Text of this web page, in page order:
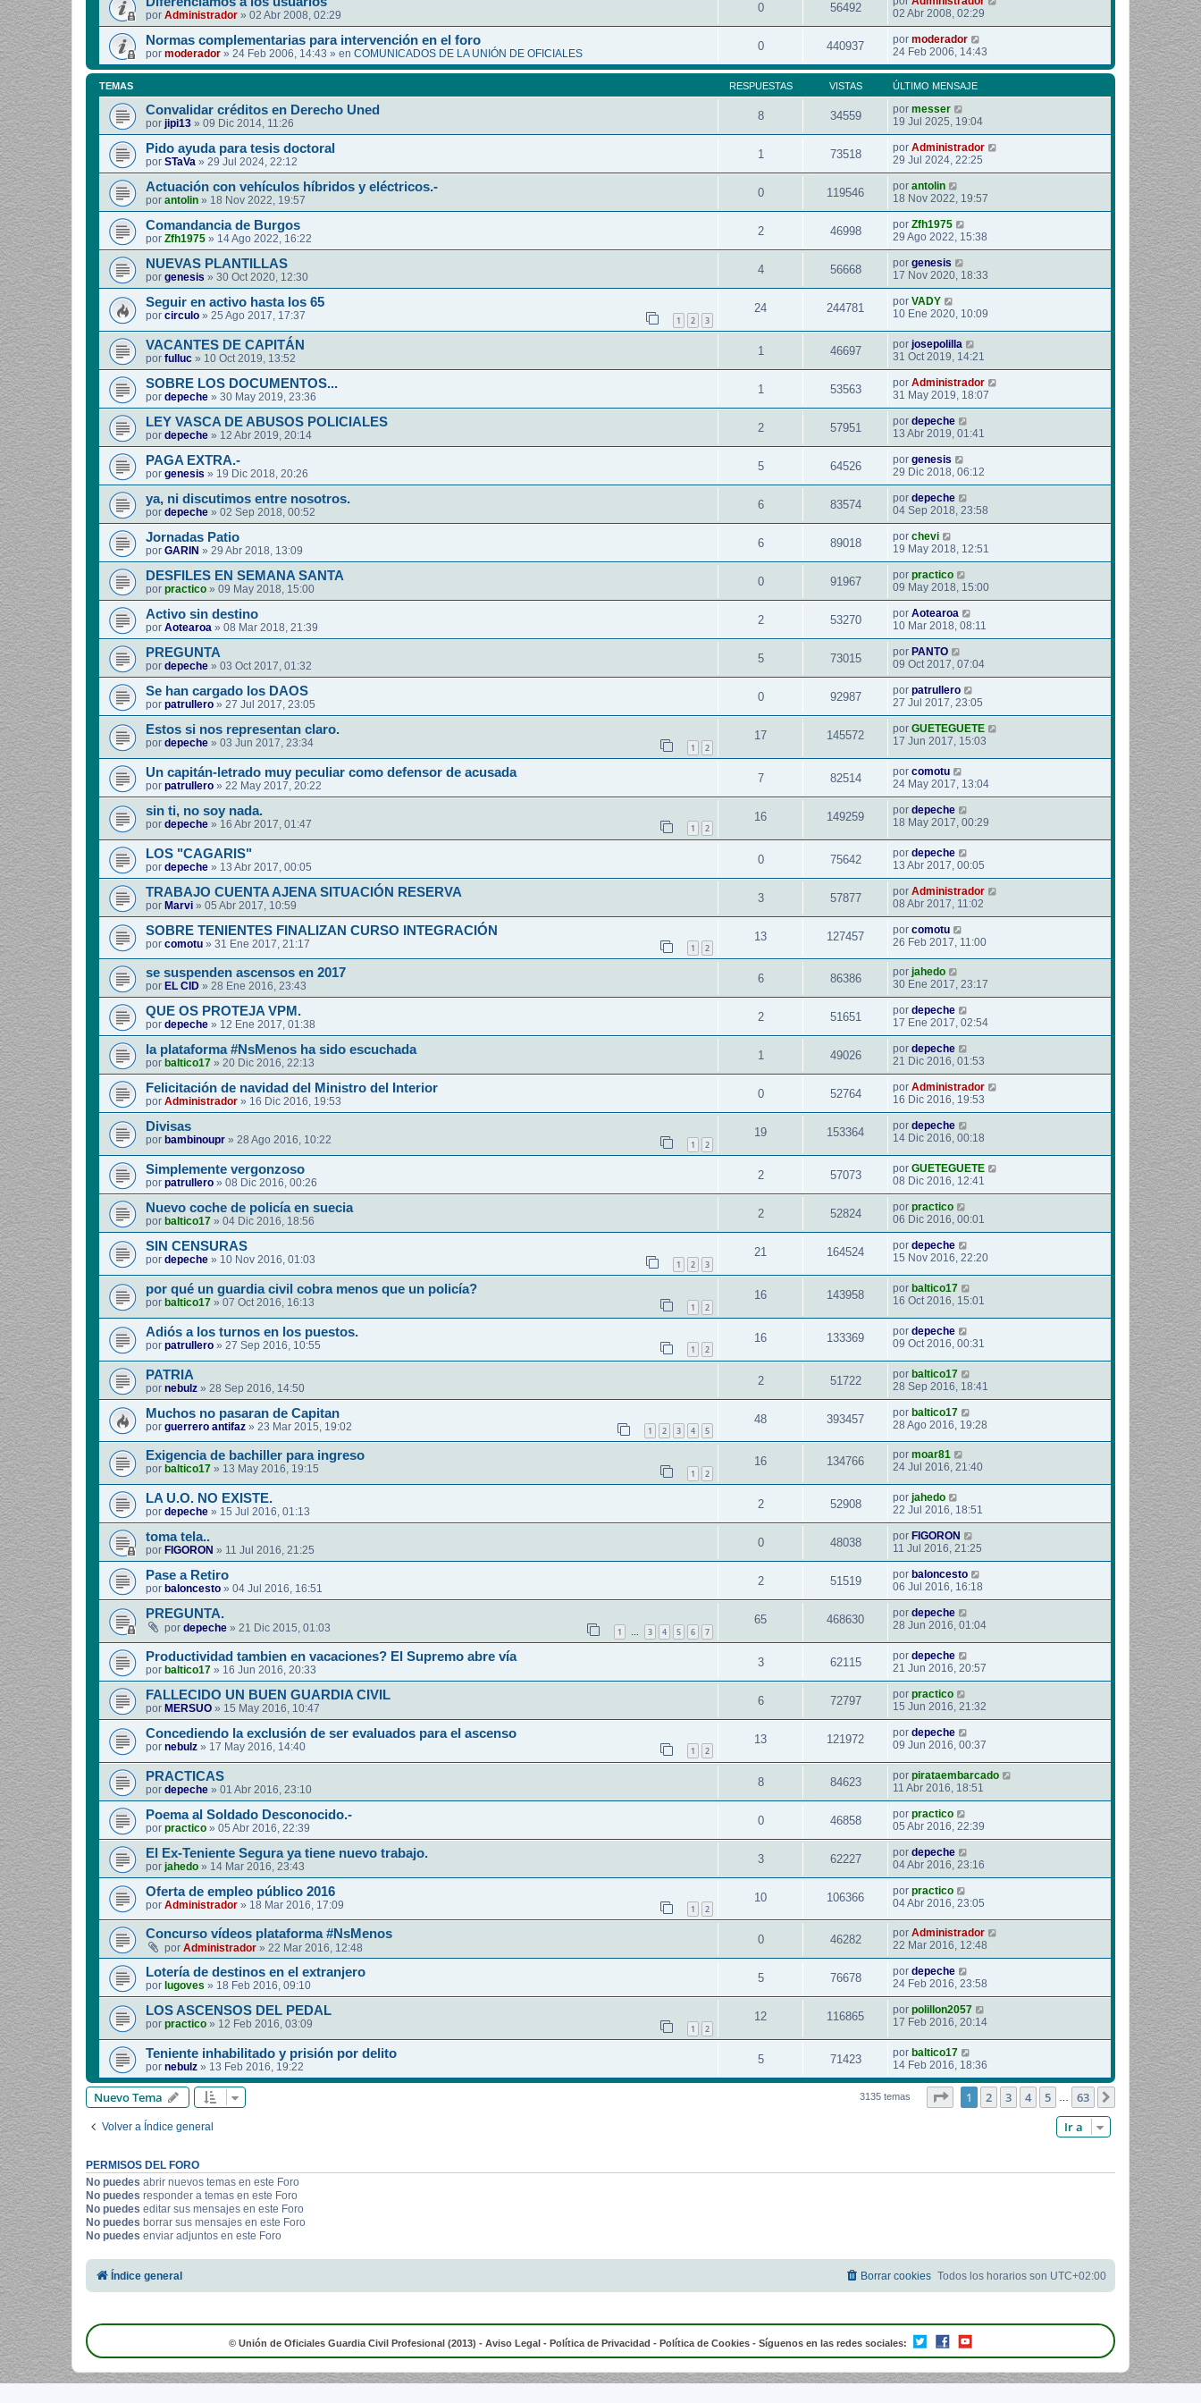
por Administrador » 02 Abr 2008, 02:29
0 56492
02 Abr 2008, 02:29
Normas complementarias para intervención en el foro
por moderador » 24 Feb 2006, 14:43 » en COMUNICADOS DE LA UNIÓN DE OFICIALES
0 440937 por moderador
24 Feb 2006, 14:43
TEMAS RESPUESTAS VISTAS ÚLTIMO MENSAJE
Convalidar créditos en Derecho Uned
por jipi13 » 09 Dic 2014, 11:26
8 34559 por messer
19 Jul 2025, 19:04
Pido ayuda para tesis doctoral
por STaVa » 29 Jul 2024, 22:12
1 73518 por Administrador
29 Jul 2024, 22:25
Actuación con vehículos híbridos y eléctricos.-
por antolin » 18 Nov 2022, 19:57
0 119546 por antolin
18 Nov 2022, 19:57
Comandancia de Burgos
por Zfh1975 » 14 Ago 2022, 16:22
2 46998 por Zfh1975
29 Ago 2022, 15:38
NUEVAS PLANTILLAS
por genesis » 30 Oct 2020, 12:30
4 56668 por genesis
17 Nov 2020, 18:33
Seguir en activo hasta los 65
por circulo » 25 Ago 2017, 17:37 1 2 3
24 244781 por VADY
10 Ene 2020, 10:09
VACANTES DE CAPITÁN
por fulluc » 10 Oct 2019, 13:52
1 46697 por josepolilla
31 Oct 2019, 14:21
SOBRE LOS DOCUMENTOS...
por depeche » 30 May 2019, 23:36
1 53563 por Administrador
31 May 2019, 18:07
LEY VASCA DE ABUSOS POLICIALES
por depeche » 12 Abr 2019, 20:14
2 57951 por depeche
13 Abr 2019, 01:41
PAGA EXTRA.-
por genesis » 19 Dic 2018, 20:26
5 64526 por genesis
29 Dic 2018, 06:12
ya, ni discutimos entre nosotros.
por depeche » 02 Sep 2018, 00:52
6 83574 por depeche
04 Sep 2018, 23:58
Jornadas Patio
por GARIN » 29 Abr 2018, 13:09
6 89018 por chevi
19 May 2018, 12:51
DESFILES EN SEMANA SANTA
por practico » 09 May 2018, 15:00
0 91967 por practico
09 May 2018, 15:00
Activo sin destino
por Aotearoa » 08 Mar 2018, 21:39
2 53270 por Aotearoa
10 Mar 2018, 08:11
PREGUNTA
por depeche » 03 Oct 2017, 01:32
5 73015 por PANTO
09 Oct 2017, 07:04
Se han cargado los DAOS
por patrullero » 27 Jul 2017, 23:05
0 92987 por patrullero
27 Jul 2017, 23:05
Estos si nos representan claro.
por depeche » 03 Jun 2017, 23:34 1 2
17 145572 por GUETEGUETE
17 Jun 2017, 15:03
Un capitán-letrado muy peculiar como defensor de acusada
por patrullero » 22 May 2017, 20:22
7 82514 por comotu
24 May 2017, 13:04
sin ti, no soy nada.
por depeche » 16 Abr 2017, 01:47 1 2
16 149259 por depeche
18 May 2017, 00:29
LOS "CAGARIS"
por depeche » 13 Abr 2017, 00:05
0 75642 por depeche
13 Abr 2017, 00:05
TRABAJO CUENTA AJENA SITUACIÓN RESERVA
por Marvi » 05 Abr 2017, 10:59
3 57877 por Administrador
08 Abr 2017, 11:02
SOBRE TENIENTES FINALIZAN CURSO INTEGRACIÓN
por comotu » 31 Ene 2017, 21:17 1 2
13 127457 por comotu
26 Feb 2017, 11:00
se suspenden ascensos en 2017
por EL CID » 28 Ene 2016, 23:43
6 86386 por jahedo
30 Ene 2017, 23:17
QUE OS PROTEJA VPM.
por depeche » 12 Ene 2017, 01:38
2 51651 por depeche
17 Ene 2017, 02:54
la plataforma #NsMenos ha sido escuchada
por baltico17 » 20 Dic 2016, 22:13
1 49026 por depeche
21 Dic 2016, 01:53
Felicitación de navidad del Ministro del Interior
por Administrador » 16 Dic 2016, 19:53
0 52764 por Administrador
16 Dic 2016, 19:53
Divisas
por bambinoupr » 28 Ago 2016, 10:22 1 2
19 153364 por depeche
14 Dic 2016, 00:18
Simplemente vergonzoso
por patrullero » 08 Dic 2016, 00:26
2 57073 por GUETEGUETE
08 Dic 2016, 12:41
Nuevo coche de policía en suecia
por baltico17 » 04 Dic 2016, 18:56
2 52824 por practico
06 Dic 2016, 00:01
SIN CENSURAS
por depeche » 10 Nov 2016, 01:03 1 2 3
21 164524 por depeche
15 Nov 2016, 22:20
por qué un guardia civil cobra menos que un policía?
por baltico17 » 07 Oct 2016, 16:13 1 2
16 143958 por baltico17
16 Oct 2016, 15:01
Adiós a los turnos en los puestos.
por patrullero » 27 Sep 2016, 10:55 1 2
16 133369 por depeche
09 Oct 2016, 00:31
PATRIA
por nebulz » 28 Sep 2016, 14:50
2 51722 por baltico17
28 Sep 2016, 18:41
Muchos no pasaran de Capitan
por guerrero antifaz » 23 Mar 2015, 19:02 1 2 3 4 5
48 393457 por baltico17
28 Ago 2016, 19:28
Exigencia de bachiller para ingreso
por baltico17 » 13 May 2016, 19:15 1 2
16 134766 por moar81
24 Jul 2016, 21:40
LA U.O. NO EXISTE.
por depeche » 15 Jul 2016, 01:13
2 52908 por jahedo
22 Jul 2016, 18:51
toma tela..
por FIGORON » 11 Jul 2016, 21:25
0 48038 por FIGORON
11 Jul 2016, 21:25
Pase a Retiro
por baloncesto » 04 Jul 2016, 16:51
2 51519 por baloncesto
06 Jul 2016, 16:18
PREGUNTA.
por depeche » 21 Dic 2015, 01:03 1 3 4 5 6 7
65 468630 por depeche
28 Jun 2016, 01:04
Productividad tambien en vacaciones? El Supremo abre vía
por baltico17 » 16 Jun 2016, 20:33
3 62115 por depeche
21 Jun 2016, 20:57
FALLECIDO UN BUEN GUARDIA CIVIL
por MERSUO » 15 May 2016, 10:47
6 72797 por practico
15 Jun 2016, 21:32
Concediendo la exclusión de ser evaluados para el ascenso
por nebulz » 17 May 2016, 14:40 1 2
13 121972 por depeche
09 Jun 2016, 00:37
PRACTICAS
por depeche » 01 Abr 2016, 23:10
8 84623 por pirataembarcado
11 Abr 2016, 18:51
Poema al Soldado Desconocido.-
por practico » 05 Abr 2016, 22:39
0 46858 por practico
05 Abr 2016, 22:39
El Ex-Teniente Segura ya tiene nuevo trabajo.
por jahedo » 14 Mar 2016, 23:43
3 62227 por depeche
04 Abr 2016, 23:16
Oferta de empleo público 2016
por Administrador » 18 Mar 2016, 17:09 1 2
10 106366 por practico
04 Abr 2016, 23:05
Concurso vídeos plataforma #NsMenos
por Administrador » 22 Mar 2016, 12:48
0 46282 por Administrador
22 Mar 2016, 12:48
Lotería de destinos en el extranjero
por lugoves » 18 Feb 2016, 09:10
5 76678 por depeche
24 Feb 2016, 23:58
LOS ASCENSOS DEL PEDAL
por practico » 12 Feb 2016, 03:09 1 2
12 116865 por polillon2057
17 Feb 2016, 20:14
Teniente inhabilitado y prisión por delito
por nebulz » 13 Feb 2016, 19:22
5 71423 por baltico17
14 Feb 2016, 18:36
Nuevo Tema 3135 temas Página1 de 63
1 2 3 4 5 63 Siguiente
Volver a Índice general Ir a
PERMISOS DEL FORO
No puedes abrir nuevos temas en este Foro
No puedes responder a temas en este Foro
No puedes editar sus mensajes en este Foro
No puedes borrar sus mensajes en este Foro
No puedes enviar adjuntos en este Foro
Índice general Todos los horarios son UTC+02:00
Borrar cookies
© Unión de Oficiales Guardia Civil Profesional (2013) - Aviso Legal - Política de Privacidad - Política de Cookies - Síguenos en las redes sociales: